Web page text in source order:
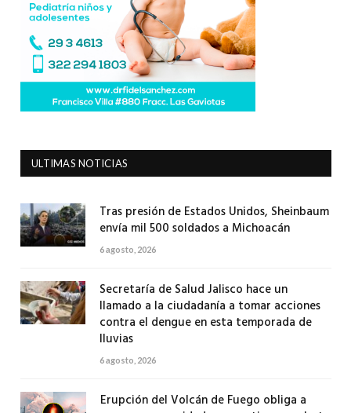
ULTIMAS NOTICIAS
Tras presión de Estados Unidos, Sheinbaum
envía mil 500 soldados a Michoacán
6 agosto, 2026
Secretaría de Salud Jalisco hace un
llamado a la ciudadanía a tomar acciones
contra el dengue en esta temporada de
lluvias
6 agosto, 2026
Erupción del Volcán de Fuego obliga a